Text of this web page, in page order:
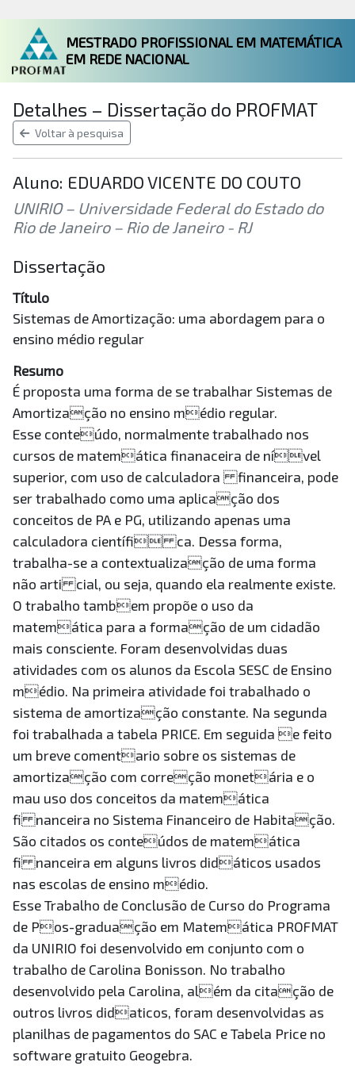
MESTRADO PROFISSIONAL EM MATEMÁTICA
EM REDE NACIONAL
Detalhes – Dissertação do PROFMAT
Voltar à pesquisa
Aluno: EDUARDO VICENTE DO COUTO
UNIRIO – Universidade Federal do Estado do
Rio de Janeiro – Rio de Janeiro - RJ
Dissertação
Título
Sistemas de Amortização: uma abordagem para o
ensino médio regular
Resumo
É proposta uma forma de se trabalhar Sistemas de
Amortização no ensino médio regular.
Esse conteúdo, normalmente trabalhado nos
cursos de matemática finanaceira de nível
superior, com uso de calculadora financeira, pode
ser trabalhado como uma aplicação dos
conceitos de PA e PG, utilizando apenas uma
calculadora científi ca. Dessa forma,
trabalha-se a contextualização de uma forma
não arti cial, ou seja, quando ela realmente existe.
O trabalho tambem propõe o uso da
matemática para a formação de um cidadão
mais consciente. Foram desenvolvidas duas
atividades com os alunos da Escola SESC de Ensino
médio. Na primeira atividade foi trabalhado o
sistema de amortização constante. Na segunda
foi trabalhada a tabela PRICE. Em seguida e feito
um breve comentario sobre os sistemas de
amortização com correção monetária e o
mau uso dos conceitos da matemática
fi nanceira no Sistema Financeiro de Habitação.
São citados os conteúdos de matemática
fi nanceira em alguns livros didáticos usados
nas escolas de ensino médio.
Esse Trabalho de Conclusão de Curso do Programa
de Pos-graduação em Matemática PROFMAT
da UNIRIO foi desenvolvido em conjunto com o
trabalho de Carolina Bonisson. No trabalho
desenvolvido pela Carolina, além da citação de
outros livros didaticos, foram desenvolvidas as
planilhas de pagamentos do SAC e Tabela Price no
software gratuito Geogebra.